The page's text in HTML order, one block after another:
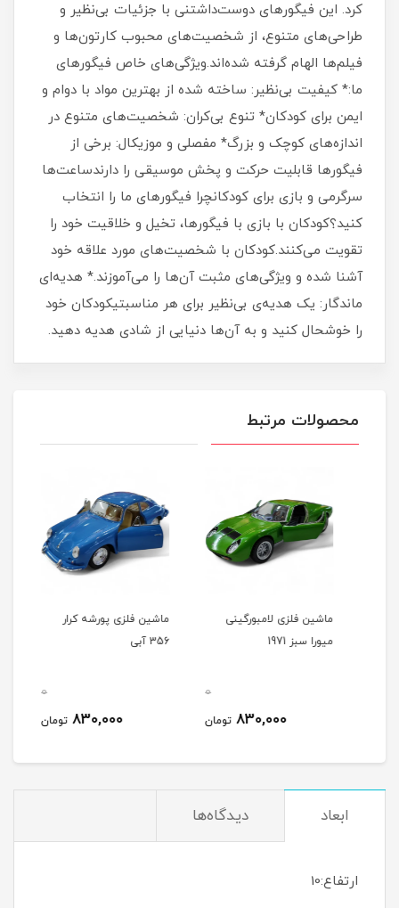
کرد. این فیگورهای دوست‌داشتنی با جزئیات بی‌نظیر و
طراحی‌های متنوع، از شخصیت‌های محبوب کارتون‌ها و
فیلم‌ها الهام گرفته شده‌اند.ویژگی‌های خاص فیگورهای
ما:* کیفیت بی‌نظیر: ساخته شده از بهترین مواد با دوام و
ایمن برای کودکان* تنوع بی‌کران: شخصیت‌های متنوع در
اندازه‌های کوچک و بزرگ* مفصلی و موزیکال: برخی از
فیگورها قابلیت حرکت و پخش موسیقی را دارندساعت‌ها
سرگرمی و بازی برای کودکانچرا فیگورهای ما را انتخاب
کنید؟کودکان با بازی با فیگورها، تخیل و خلاقیت خود را
تقویت می‌کنند.کودکان با شخصیت‌های مورد علاقه خود
آشنا شده و ویژگی‌های مثبت آن‌ها را می‌آموزند.* هدیه‌ای
ماندگار: یک هدیه‌ی بی‌نظیر برای هر مناسبتیکودکان خود
را خوشحال کنید و به آن‌ها دنیایی از شادی هدیه دهید.
محصولات مرتبط
ماشین فلزی لامبورگینی
میورا سبز 1971
830,000 تومان
ماشین فلزی پورشه کرار
356 آبی
830,000 تومان
ابعاد دیدگاه‌ها
ارتفاع:10